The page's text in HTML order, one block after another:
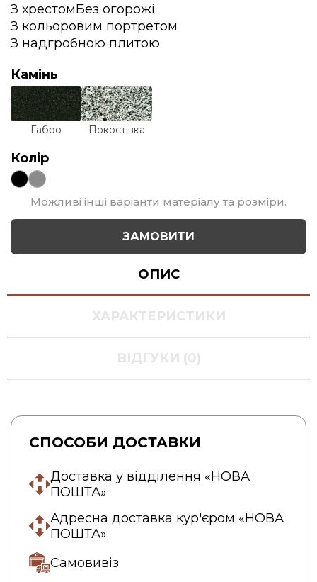
З хрестомБез огорожі
З кольоровим портретом
З надгробною плитою
Камінь
Габро Покостівка
Колір
Можливі інші варіанти матеріалу та розміри.
ЗАМОВИТИ
ОПИС
ХАРАКТЕРИСТИКИ
ВІДГУКИ (0)
СПОСОБИ ДОСТАВКИ
Доставка у відділення «НОВА
ПОШТА»
Адресна доставка кур'єром «НОВА
ПОШТА»
Самовивіз